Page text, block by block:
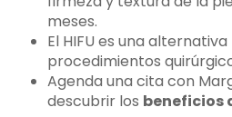
meses.
El HIFU es una
procedimientos
Agenda una cita con
descubrir los beneficios